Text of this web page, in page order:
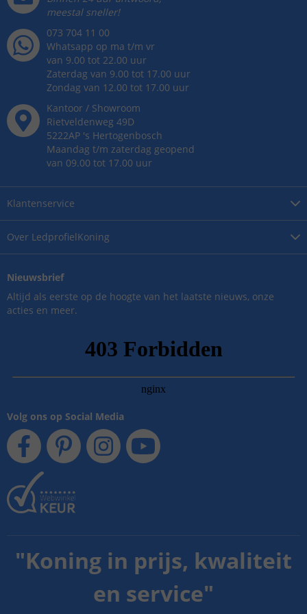
Over LedprofielKoning
Klantenservice
meestal sneller!
073 704 11 00
Whatsapp op ma t/m vr
van 9.00 tot 22.00 uur
Zaterdag van 9.00 tot 17.00 uur
Zondag van 12.00 tot 17.00 uur
Kantoor / Showroom
Rietveldenweg 49D
5222AP 's Hertogenbosch
Maandag t/m zaterdag geopend
van 09.00 tot 17.00 uur
Nieuwsbrief
Altijd als eerste op de hoogte van het laatste nieuws, onze
acties en meer.
Volg ons op Social Media
"Koning in prijs, kwaliteit
en service"